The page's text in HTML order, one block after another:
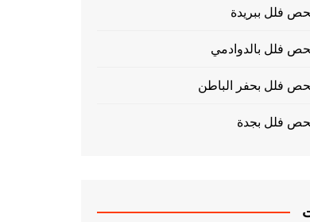
فلل ببريدة
فلل بالدوادمي
فلل بحفر الباطن
فلل بجدة